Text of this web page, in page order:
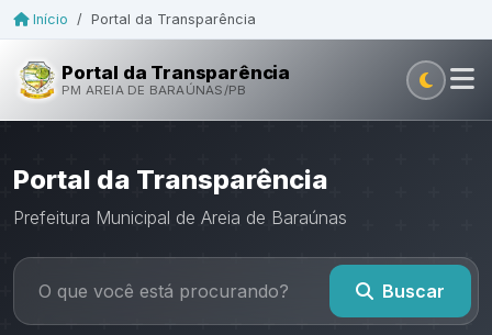
Início / Portal da Transparência
Portal da Transparência
PM AREIA DE BARAÚNAS/PB
Portal da Transparência
Prefeitura Municipal de Areia de Baraúnas
Buscar